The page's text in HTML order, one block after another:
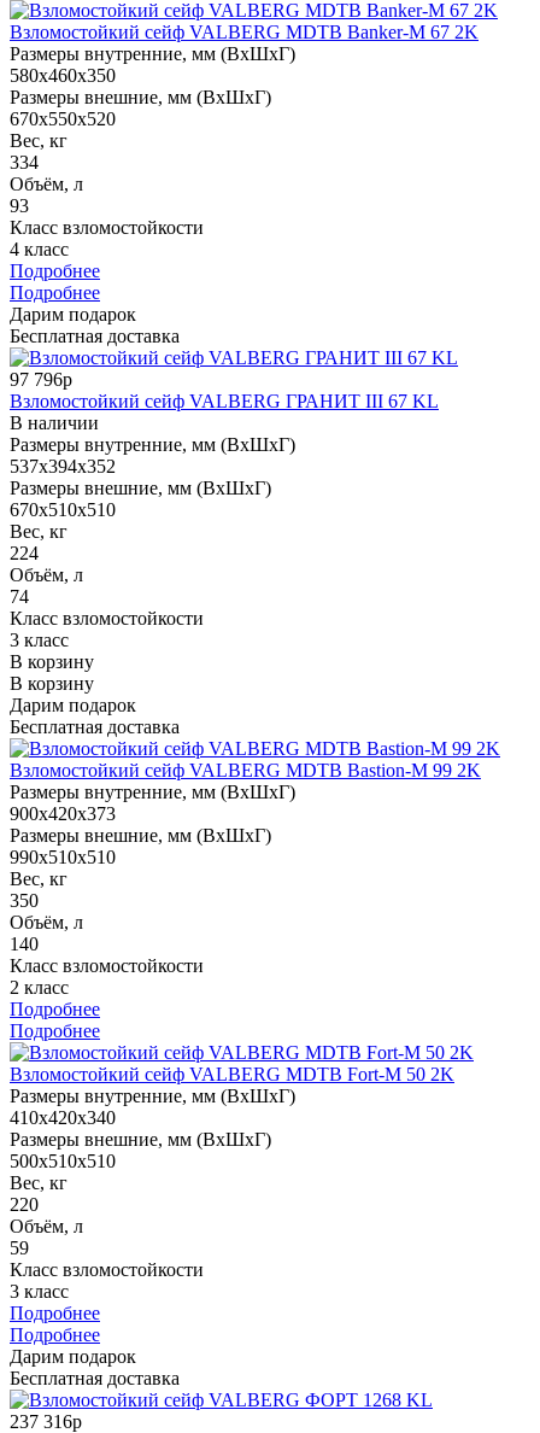
Взломостойкий сейф VALBERG MDTB Banker-M 67 2K
Размеры внутренние, мм (ВхШхГ)
580x460x350
Размеры внешние, мм (ВхШхГ)
670x550x520
Вес, кг
334
Объём, л
93
Класс взломостойкости
4 класс
Подробнее
Подробнее
Дарим подарок
Бесплатная доставка
97 796р
Взломостойкий сейф VALBERG ГРАНИТ III 67 KL
В наличии
Размеры внутренние, мм (ВхШхГ)
537x394x352
Размеры внешние, мм (ВхШхГ)
670x510x510
Вес, кг
224
Объём, л
74
Класс взломостойкости
3 класс
В корзину
В корзину
Дарим подарок
Бесплатная доставка
Взломостойкий сейф VALBERG MDTB Bastion-M 99 2K
Размеры внутренние, мм (ВхШхГ)
900x420x373
Размеры внешние, мм (ВхШхГ)
990x510x510
Вес, кг
350
Объём, л
140
Класс взломостойкости
2 класс
Подробнее
Подробнее
Взломостойкий сейф VALBERG MDTB Fort-M 50 2K
Размеры внутренние, мм (ВхШхГ)
410x420x340
Размеры внешние, мм (ВхШхГ)
500x510x510
Вес, кг
220
Объём, л
59
Класс взломостойкости
3 класс
Подробнее
Подробнее
Дарим подарок
Бесплатная доставка
237 316р